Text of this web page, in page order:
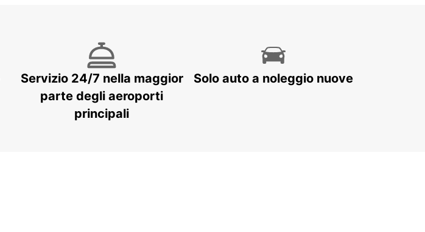
Servizio 24/7 nella maggior
parte degli aeroporti
principali
Solo auto a noleggio nuove